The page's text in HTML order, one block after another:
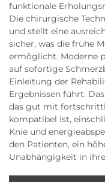
funktionale
Die chirurgische
und stellt eine
sicher, was die frühe
ermöglicht. Moderne
auf sofortige
Einleitung der
Ergebnissen führt.
das gut mit
kompatibel ist,
Knie und
den Patienten, ein
Unabhängigkeit in